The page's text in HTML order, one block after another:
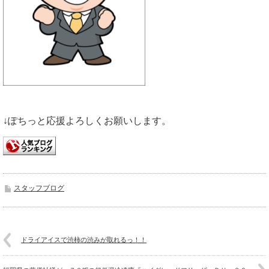
↓ぽちっと応援よろしくお願いします。
スタッフブログ
ドライアイスで渋柿の渋みが取れるっ！！